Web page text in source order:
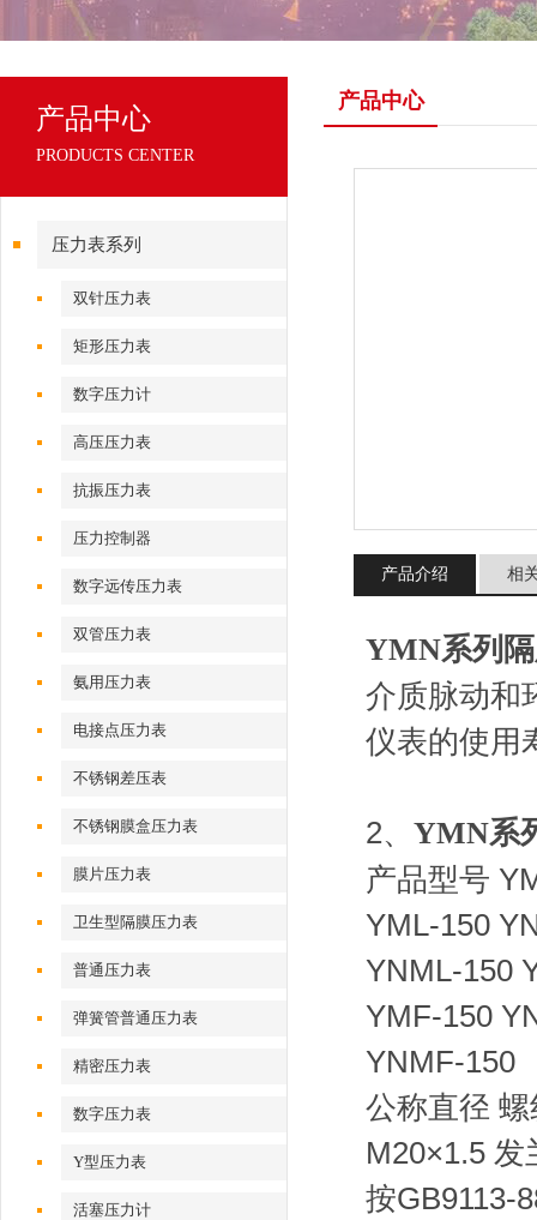
产品中心
PRODUCTS CENTER
压力表系列
双针压力表
矩形压力表
数字压力计
高压压力表
抗振压力表
压力控制器
数字远传压力表
双管压力表
氨用压力表
电接点压力表
不锈钢差压表
不锈钢膜盒压力表
膜片压力表
卫生型隔膜压力表
普通压力表
弹簧管普通压力表
精密压力表
数字压力表
Y型压力表
活塞压力计
产品中心
产品介绍 相
YMN系列
介质脉动和
仪表的使用
2、 YMN系
产品型号
YML-150
YNML-150
YMF-150
YNMF-150
公称直径
M20×1.5
按GB9113-